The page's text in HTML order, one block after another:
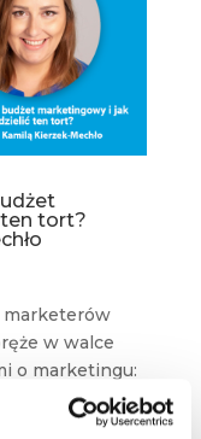
tort?
marketerów
w walce
o marketingu:
inwestycja. Że